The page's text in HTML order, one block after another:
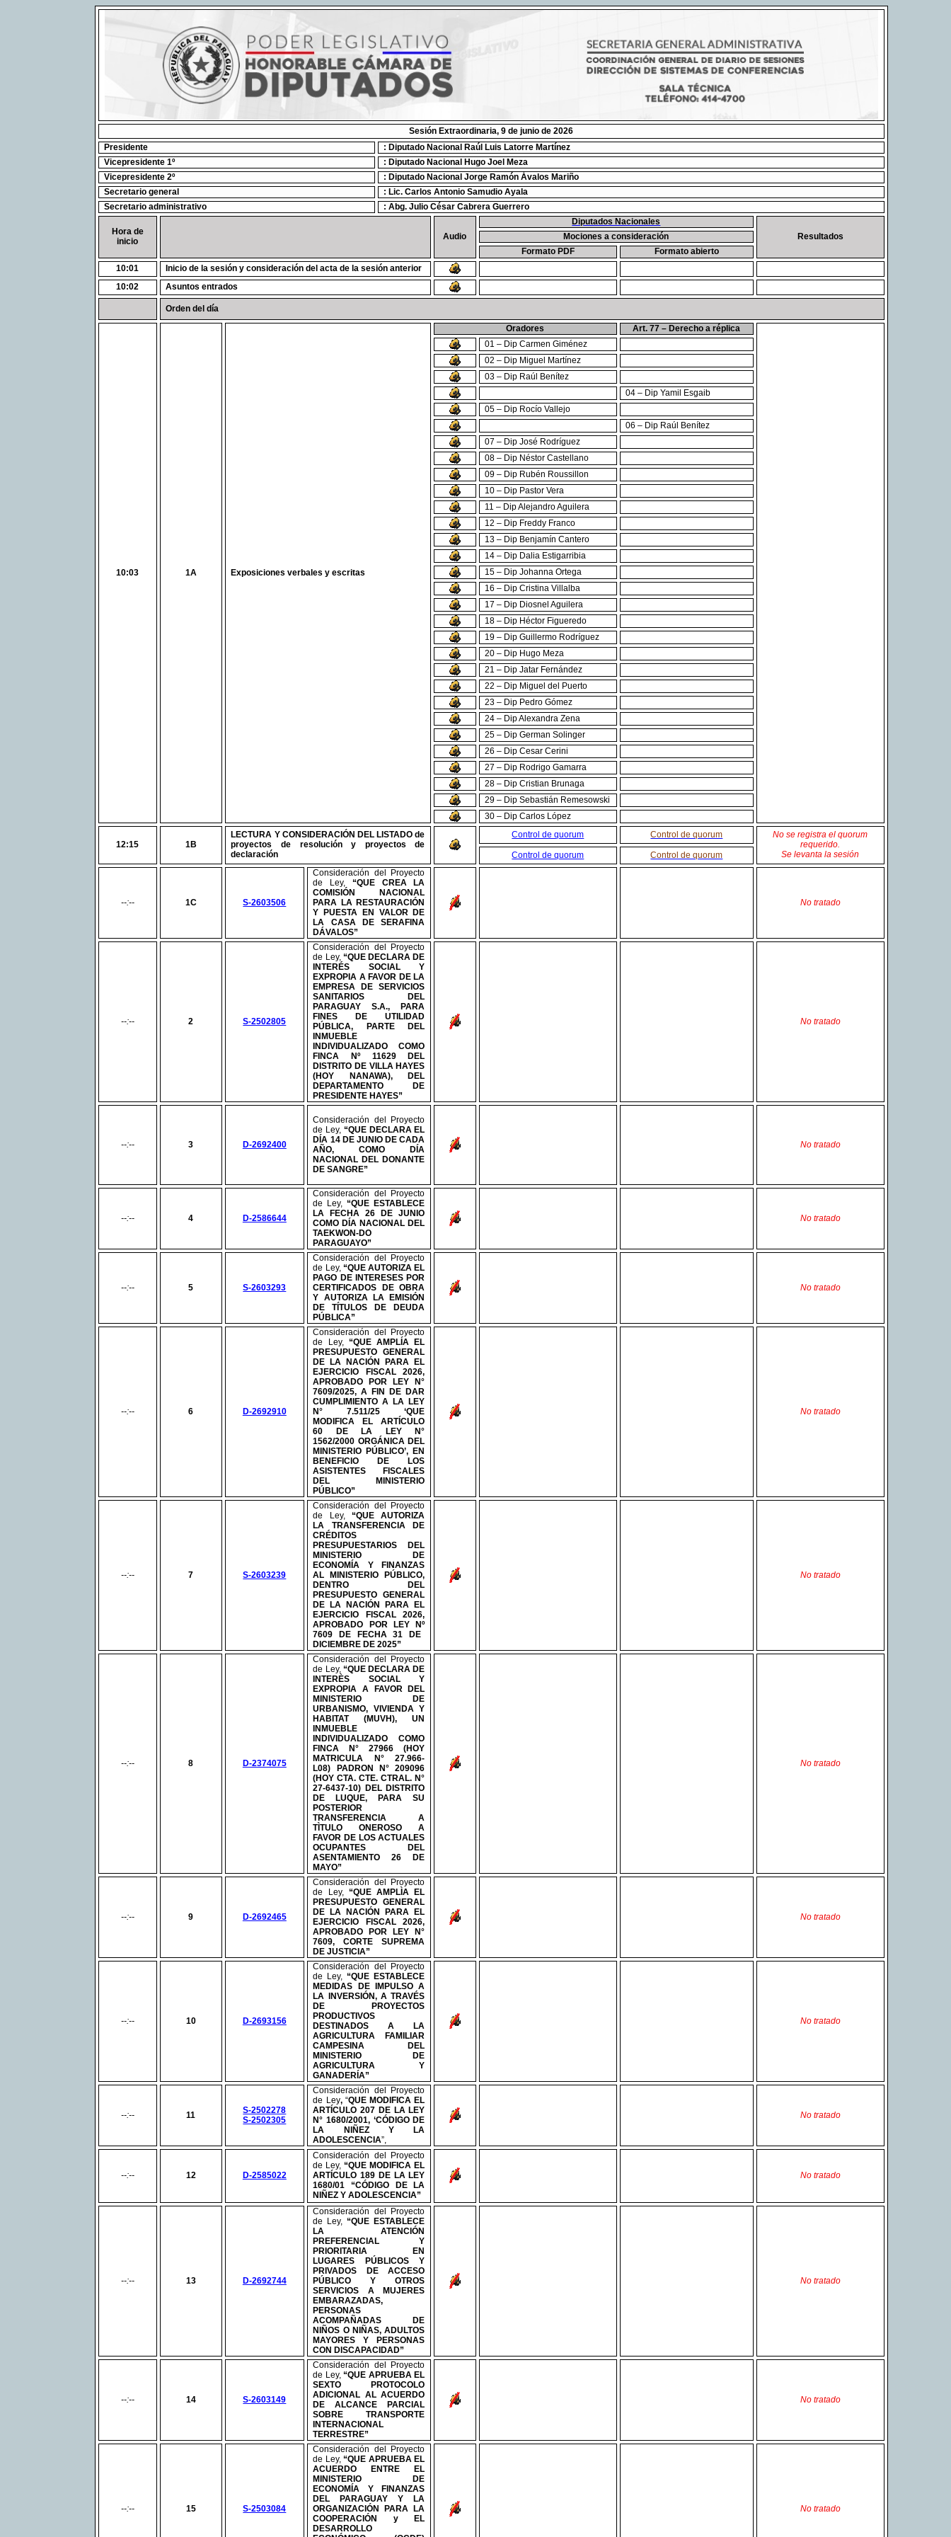
Sesión Extraordinaria, 9 de junio de 2026
Presidente
: Diputado Nacional Raúl Luis Latorre Martínez
Vicepresidente 1º
: Diputado Nacional Hugo Joel Meza
Vicepresidente 2º
: Diputado Nacional Jorge Ramón Ávalos Mariño
Secretario general
: Lic. Carlos Antonio Samudio Ayala
Secretario administrativo
: Abg. Julio César Cabrera Guerrero
Hora de
inicio
Audio
Diputados Nacionales
Resultados
Mociones a consideración
Formato PDF
Formato abierto
10:01
Inicio de la sesión y consideración del acta de la sesión anterior
10:02
Asuntos entrados
Orden del día
10:03 1A Exposiciones verbales y escritas
Oradores
Art. 77 – Derecho a réplica
01 – Dip Carmen Giménez
02 – Dip Miguel Martínez
03 – Dip Raúl Benítez
04 – Dip Yamil Esgaib
05 – Dip Rocío Vallejo
06 – Dip Raúl Benítez
07 – Dip José Rodríguez
08 – Dip Néstor Castellano
09 – Dip Rubén Roussillon
10 – Dip Pastor Vera
11 – Dip Alejandro Aguilera
12 – Dip Freddy Franco
13 – Dip Benjamín Cantero
14 – Dip Dalia Estigarribia
15 – Dip Johanna Ortega
16 – Dip Cristina Villalba
17 – Dip Diosnel Aguilera
18 – Dip Héctor Figueredo
19 – Dip Guillermo Rodríguez
20 – Dip Hugo Meza
21 – Dip Jatar Fernández
22 – Dip Miguel del Puerto
23 – Dip Pedro Gómez
24 – Dip Alexandra Zena
25 – Dip German Solinger
26 – Dip Cesar Cerini
27 – Dip Rodrigo Gamarra
28 – Dip Cristian Brunaga
29 – Dip Sebastián Remesowski
30 – Dip Carlos López
12:15 1B
LECTURA Y CONSIDERACIÓN DEL LISTADO de
proyectos de resolución y proyectos de
declaración
Control de quorum Control de quorum
No se registra el quorum
requerido.
Se levanta la sesión
Control de quorum Control de quorum
--:-- 1C S-2603506
Consideración del Proyecto
de Ley, “QUE CREA LA
COMISIÓN NACIONAL
PARA LA RESTAURACIÓN
Y PUESTA EN VALOR DE
LA CASA DE SERAFINA
DÁVALOS”
No tratado
--:-- 2 S-2502805
Consideración del Proyecto
de Ley, “QUE DECLARA DE
INTERÉS SOCIAL Y
EXPROPIA A FAVOR DE LA
EMPRESA DE SERVICIOS
SANITARIOS DEL
PARAGUAY S.A., PARA
FINES DE UTILIDAD
PÚBLICA, PARTE DEL
INMUEBLE
INDIVIDUALIZADO COMO
FINCA
Nº11629 DEL
DISTRITO DE VILLA HAYES
(HOY NANAWA), DEL
DEPARTAMENTO DE
PRESIDENTE HAYES”
No tratado
--:-- 3 D-2692400
Consideración del Proyecto
de Ley, “QUE DECLARA EL
DÍA 14 DE JUNIO DE CADA
AÑO, COMO DÍA
NACIONAL DEL DONANTE
DE SANGRE”
No tratado
--:-- 4 D-2586644
Consideración del Proyecto
de Ley, “QUE ESTABLECE
LA FECHA 26 DE JUNIO
COMO DÍA NACIONAL DEL
TAEKWON-DO
PARAGUAYO”
No tratado
--:-- 5 S-2603293
Consideración del Proyecto
de Ley, “QUE AUTORIZA EL
PAGO DE INTERESES POR
CERTIFICADOS DE OBRA
Y AUTORIZA LA EMISIÓN
DE TÍTULOS DE DEUDA
PÚBLICA”
No tratado
--:-- 6 D-2692910
Consideración del Proyecto
de Ley, “QUE AMPLÍA EL
PRESUPUESTO GENERAL
DE LA NACIÓN PARA EL
EJERCICIO FISCAL 2026,
APROBADO POR LEY
N°
7609/2025, A FIN DE DAR
CUMPLIMIENTO A LA LEY
N° 7.511/25 ‘QUE
MODIFICA EL ARTÍCULO
60 DE LA LEY
N°
1562/2000 ORGÁNICA DEL
MINISTERIO PÚBLICO’, EN
BENEFICIO DE LOS
ASISTENTES FISCALES
DEL MINISTERIO
PÚBLICO”
No tratado
--:-- 7 S-2603239
Consideración del Proyecto
de Ley,“QUE AUTORIZA
LA TRANSFERENCIA DE
CRÉDITOS
PRESUPUESTARIOS DEL
MINISTERIO DE
ECONOMÍA Y FINANZAS
AL MINISTERIO PÚBLICO,
DENTRO DEL
PRESUPUESTO GENERAL
DE LA NACIÓN PARA EL
EJERCICIO FISCAL 2026,
APROBADO POR LEY
Nº
7609 DE FECHA 31 DE
DICIEMBRE DE 2025”
No tratado
--:-- 8 D-2374075
Consideración del Proyecto
de Ley, “QUE DECLARA DE
INTERÈS SOCIAL Y
EXPROPIA A FAVOR DEL
MINISTERIO DE
URBANISMO, VIVIENDA Y
HABITAT (MUVH), UN
INMUEBLE
INDIVIDUALIZADO COMO
FINCA
N° 27966 (HOY
MATRICULA
N°27.966-
L08) PADRON
N° 209096
(HOY CTA. CTE. CTRAL. N°
27-6437-10) DEL DISTRITO
DE LUQUE, PARA SU
POSTERIOR
TRANSFERENCIA A
TÌTULO ONEROSO A
FAVOR DE LOS ACTUALES
OCUPANTES DEL
ASENTAMIENTO 26 DE
MAYO”
No tratado
--:-- 9 D-2692465
Consideración del Proyecto
de Ley, “QUE AMPLÌA EL
PRESUPUESTO GENERAL
DE LA NACIÓN PARA EL
EJERCICIO FISCAL 2026,
APROBADO POR LEY
N°
7609, CORTE SUPREMA
DE JUSTICIA”
No tratado
--:-- 10 D-2693156
Consideración del Proyecto
de Ley,“QUE ESTABLECE
MEDIDAS DE IMPULSO A
LA INVERSIÓN, A TRAVÉS
DE PROYECTOS
PRODUCTIVOS
DESTINADOS A LA
AGRICULTURA FAMILIAR
CAMPESINA DEL
MINISTERIO DE
AGRICULTURA Y
GANADERÍA”
No tratado
--:-- 11
S-2502278
S-2502305
Consideración del Proyecto
de Ley, “QUE MODIFICA EL
ARTÍCULO 207 DE LA LEY
N° 1680/2001, ‘CÓDIGO DE
LA NIÑEZ Y LA
ADOLESCENCIA”,
No tratado
--:-- 12 D-2585022
Consideración del Proyecto
de Ley,“QUE MODIFICA EL
ARTÍCULO 189 DE LA LEY
1680/01 “CÓDIGO DE LA
NIÑEZ Y ADOLESCENCIA”
No tratado
--:-- 13 D-2692744
Consideración del Proyecto
de Ley,“QUE ESTABLECE
LA ATENCIÓN
PREFERENCIAL Y
PRIORITARIA EN
LUGARES PÚBLICOS Y
PRIVADOS DE ACCESO
PÚBLICO Y OTROS
SERVICIOS A MUJERES
EMBARAZADAS,
PERSONAS
ACOMPAÑADAS DE
NIÑOS O NIÑAS, ADULTOS
MAYORES Y PERSONAS
CON DISCAPACIDAD”
No tratado
--:-- 14 S-2603149
Consideración del Proyecto
de Ley,“QUE APRUEBA EL
SEXTO PROTOCOLO
ADICIONAL AL ACUERDO
DE ALCANCE PARCIAL
SOBRE TRANSPORTE
INTERNACIONAL
TERRESTRE”
No tratado
--:-- 15 S-2503084
Consideración del Proyecto
de Ley,“QUE APRUEBA EL
ACUERDO ENTRE EL
MINISTERIO DE
ECONOMÍA Y FINANZAS
DEL PARAGUAY Y LA
ORGANIZACIÓN PARA LA
COOPERACIÓN y EL
DESARROLLO
No tratado